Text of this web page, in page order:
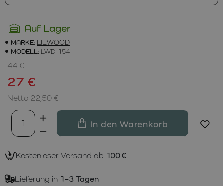
Auf Lager
MARKE: LIEWOOD
MODELL: LWD-154
27 €
44 €
Netto 22,50 €
In den Warenkorb
Kostenloser Versand ab 100 €
Lieferung in 1–3 Tagen